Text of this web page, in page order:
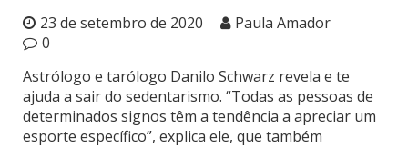
23 de setembro de 2020
Paula Amador
0
Astrólogo e tarólogo Danilo Schwarz revela e te
ajuda a sair do sedentarismo. “Todas as pessoas de
determinados signos têm a tendência a apreciar um
esporte específico”, explica ele, que também